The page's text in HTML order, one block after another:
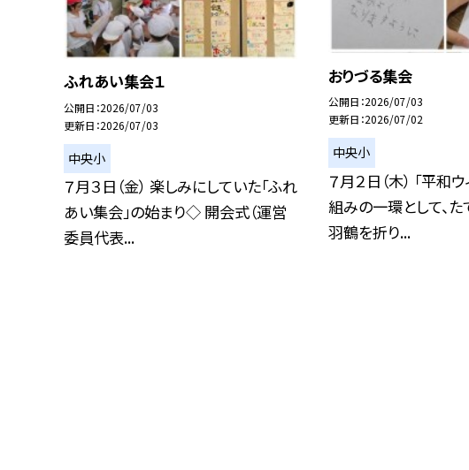
ふれあい集会１
公開日 2026/07/03
更新日 2026/07/03
中央小
７月３日（金） 楽しみにしていた「ふれ
あい集会」の始まり◇ 開会式（運営
委員代表...
おりづる集会
公開日 2026/07/03
更新日 2026/07/02
中央小
７月２日（木） 「平和
組みの一環として、
羽鶴を折り...